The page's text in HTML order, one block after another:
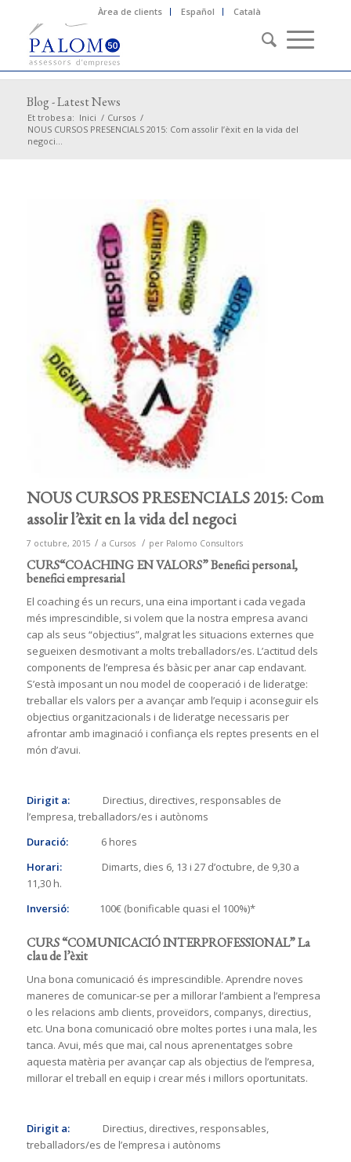
Àrea de clients Español Català
Blog - Latest News
Et trobes a: Inici / Cursos /
NOUS CURSOS PRESENCIALS 2015: Com assolir l’èxit en la vida del
negoci...
NOUS CURSOS PRESENCIALS 2015: Com
assolir l’èxit en la vida del negoci
7 octubre, 2015 / a Cursos / per Palomo Consultors
CURS“COACHING EN VALORS” Benefici personal,
benefici empresarial
El coaching és un recurs, una eina important i cada vegada
més imprescindible, si volem que la nostra empresa avanci
cap als seus “objectius”, malgrat les situacions externes que
segueixen desmotivant a molts treballadors/es. L’actitud dels
components de l’empresa és bàsic per anar cap endavant.
S’està imposant un nou model de cooperació i de lideratge:
treballar els valors per a avançar amb l’equip i aconseguir els
objectius organitzacionals i de lideratge necessaris per
afrontar amb imaginació i confiança els reptes presents en el
món d’avui.
Dirigit a:Directius, directives, responsables de
l’empresa, treballadors/es i autònoms
Duració: 6 hores
Horari:Dimarts, dies 6, 13 i 27 d’octubre, de 9,30 a
11,30 h.
Inversió:100€ (bonificable quasi el 100%)*
CURS “COMUNICACIÓ INTERPROFESSIONAL” La
clau de l’èxit
Una bona comunicació és imprescindible. Aprendre noves
maneres de comunicar-se per a millorar l’ambient a l’empresa
o les relacions amb clients, proveïdors, companys, directius,
etc. Una bona comunicació obre moltes portes i una mala, les
tanca. Avui, més que mai, cal nous aprenentatges sobre
aquesta matèria per avançar cap als objectius de l’empresa,
millorar el treball en equip i crear més i millors oportunitats.
Dirigit a:Directius, directives, responsables,
treballadors/es de l’empresa i autònoms